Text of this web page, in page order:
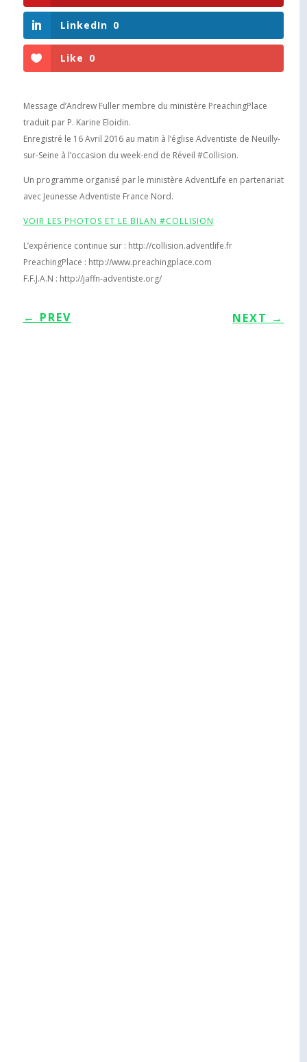
LinkedIn 0
Like 0
Message d’Andrew Fuller membre du ministère PreachingPlace
traduit par P. Karine Eloidin.
Enregistré le 16 Avril 2016 au matin à l’église Adventiste de Neuilly-
sur-Seine à l’occasion du week-end de Réveil #Collision.
Un programme organisé par le ministère AdventLife en partenariat
avec Jeunesse Adventiste France Nord.
VOIR LES PHOTOS ET LE BILAN #COLLISION
L’expérience continue sur : http://collision.adventlife.fr
PreachingPlace : http://www.preachingplace.com
F.F.J.A.N : http://jaffn-adventiste.org/
← PREV NEXT →